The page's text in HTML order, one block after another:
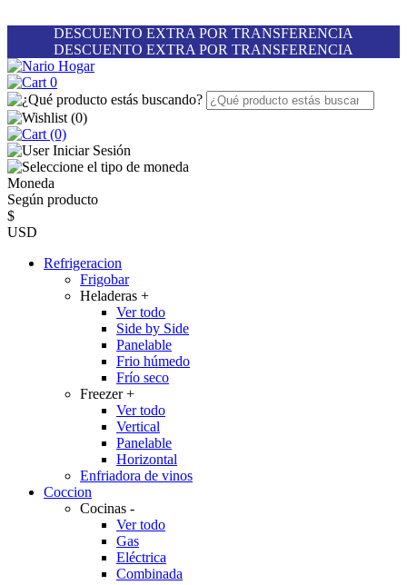
DESCUENTO EXTRA POR TRANSFERENCIA
DESCUENTO EXTRA POR TRANSFERENCIA
0
(0)
(0)
Iniciar Sesión
Moneda
Según producto
$
USD
Refrigeracion
Frigobar
Heladeras +
Ver todo
Side by Side
Panelable
Frio húmedo
Frío seco
Freezer+
Ver todo
Vertical
Panelable
Horizontal
Enfriadora de vinos
Coccion
Cocinas -
Ver todo
Gas
Eléctrica
Combinada